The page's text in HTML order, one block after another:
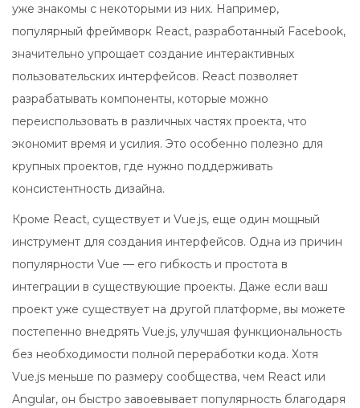
уже знакомы с некоторыми из них. Например,
популярный фреймворк React, разработанный Facebook,
значительно упрощает создание интерактивных
пользовательских интерфейсов. React позволяет
разрабатывать компоненты, которые можно
переиспользовать в различных частях проекта, что
экономит время и усилия. Это особенно полезно для
крупных проектов, где нужно поддерживать
консистентность дизайна.
Кроме React, существует и Vue.js, еще один мощный
инструмент для создания интерфейсов. Одна из причин
популярности Vue — его гибкость и простота в
интеграции в существующие проекты. Даже если ваш
проект уже существует на другой платформе, вы можете
постепенно внедрять Vue.js, улучшая функциональность
без необходимости полной переработки кода. Хотя
Vue.js меньше по размеру сообщества, чем React или
Angular, он быстро завоевывает популярность благодаря